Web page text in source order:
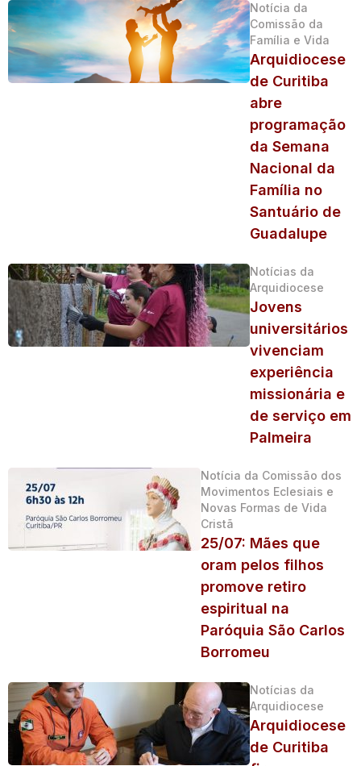
Notícia da
Comissão da
Família e Vida
Arquidiocese
de Curitiba
abre
programação
da Semana
Nacional da
Família no
Santuário de
Guadalupe
Notícias da
Arquidiocese
Jovens
universitários
vivenciam
experiência
missionária e
de serviço em
Palmeira
Notícia da Comissão dos
Movimentos Eclesiais e
Novas Formas de Vida
Cristã
25/07: Mães que
oram pelos filhos
promove retiro
espiritual na
Paróquia São Carlos
Borromeu
Notícias da
Arquidiocese
Arquidiocese
de Curitiba